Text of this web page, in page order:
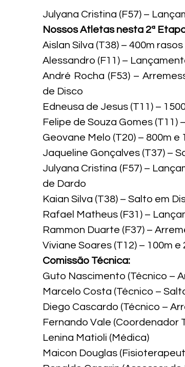
Julyana Cristina (F57) –
Nossos Atletas nesta 2ª
Aislan Silva (T38) – 400m rasos
Alessandro (F11) –
André Rocha (F53) –
de Disco
Edneusa de Jesus (T11) –
Felipe de Souza Gomes (T11)
Geovane Melo (T20) – 800m e
Jaqueline Gonçalves (T37) –
Julyana Cristina (F57) –
de Dardo
Kaian Silva (T38) – Salto em
Rafael Matheus (F31) –
Rammon Duarte (F37) –
Viviane Soares (T12) – 100m e
Comissão Técnica:
Guto Nascimento (Técnico –
Marcelo Costa (Técnico –
Diego Cascardo (Técnico –
Fernando Vale (Coordenador
Lenina Matioli (Médica)
Maicon Douglas